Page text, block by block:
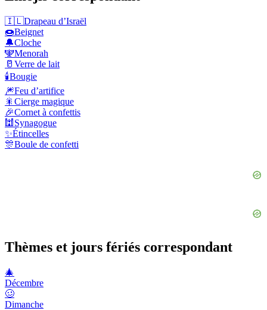
🇮🇱Drapeau d’Israël
🍩Beignet
🔔Cloche
🕎Menorah
🥛 Verre de lait
🕯️Bougie
🎆Feu d’artifice
🎇 Cierge magique
🎉Cornet à confettis
🕍 Synagogue
✨Étincelles
🎊Boule de confetti
Thèmes et jours fériés correspondant
🎄
Décembre
🥴
Dimanche